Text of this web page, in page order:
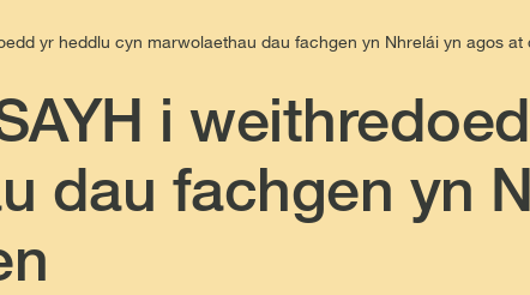
yr heddlu cyn marwolaethau dau fachgen yn Nhrelái yn agos at
i
dau fachgen yn